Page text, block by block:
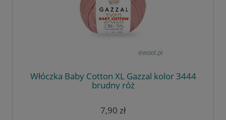
Włóczka Baby Cotton XL Gazzal kolor 3444
brudny róż
7,90 zł